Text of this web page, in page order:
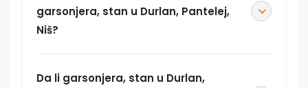
garsonjera, stan u Durlan, Pantelej,
Niš?
Da li garsonjera, stan u Durlan,